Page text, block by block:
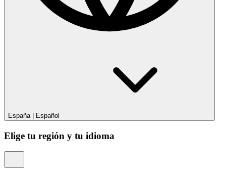
España| Español
Elige tu región y tu idioma